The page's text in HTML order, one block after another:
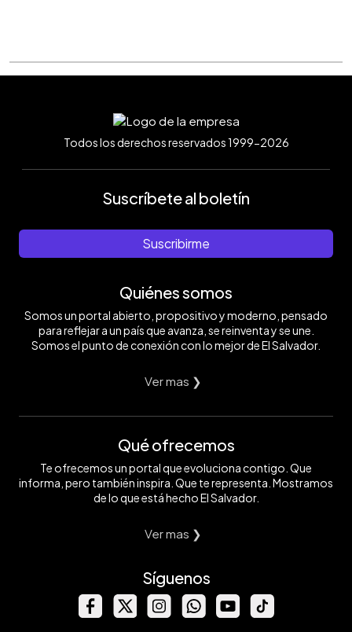
Todos los derechos reservados 1999-2026
Suscríbete al boletín
Suscribirme
Quiénes somos
Somos un portal abierto, propositivo y moderno, pensado
para reflejar a un país que avanza, se reinventa y se une.
Somos el punto de conexión con lo mejor de El Salvador.
Ver mas ❯
Qué ofrecemos
Te ofrecemos un portal que evoluciona contigo. Que
informa, pero también inspira. Que te representa. Mostramos
de lo que está hecho El Salvador.
Ver mas ❯
Síguenos